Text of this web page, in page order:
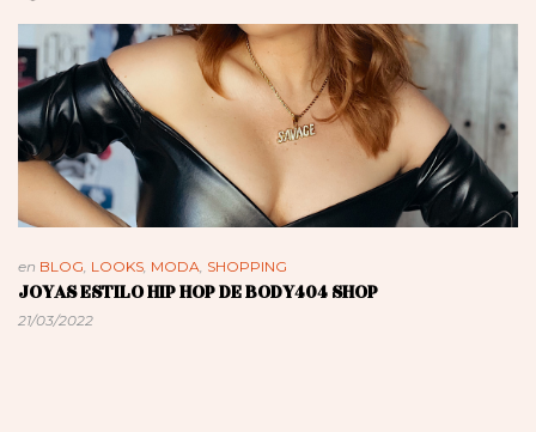
en BLOG LOOKS MODA SHOPPING
JOYAS ESTILO HIP HOP DE BODY404 SHOP
21/03/2022